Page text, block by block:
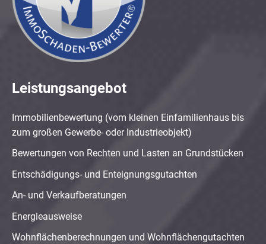
Leistungsangebot
Immobilienbewertung (vom kleinen Einfamilienhaus bis
zum großen Gewerbe- oder Industrieobjekt)
Bewertungen von Rechten und Lasten an Grundstücken
Entschädigungs- und Enteignungsgutachten
An- und Verkaufberatungen
Energieausweise
Wohnflächenberechnungen und Wohnflächengutachten